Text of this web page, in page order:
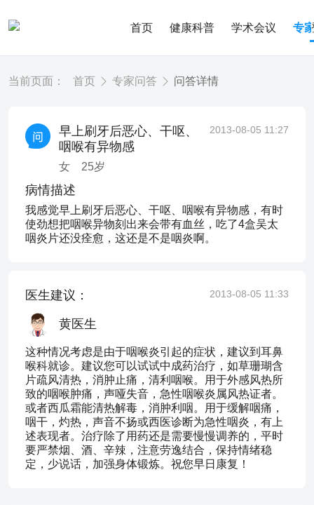
首页 健康科普 学术会议 专
当前页面： 首页 专家问答 问答详情
早上刷牙后恶心、干呕、
咽喉有异物感
女 25岁
2013-08-05 11:27
病情描述
我感觉早上刷牙后恶心、干呕、咽喉有异物感，有时
使劲想把咽喉异物刻出来会带有血丝，吃了4盒吴太
咽炎片还没痊愈，这还是不是咽炎啊。
医生建议： 2013-08-05 11:33
黄医生
这种情况考虑是由于咽喉炎引起的症状，建议到耳鼻
喉科就诊。建议您可以试试中成药治疗，如草珊瑚含
片疏风清热，消肿止痛，清利咽喉。用于外感风热所
致的咽喉肿痛，声哑失音，急性咽喉炎属风热证者。
或者西瓜霜能清热解毒，消肿利咽。用于缓解咽痛，
咽干，灼热，声音不扬或西医诊断为急性咽炎，有上
述表现者。治疗除了用药还是需要慢慢调养的，平时
要严禁烟、酒、辛辣，注意劳逸结合，保持情绪稳
定，少说话，加强身体锻炼。祝您早日康复！